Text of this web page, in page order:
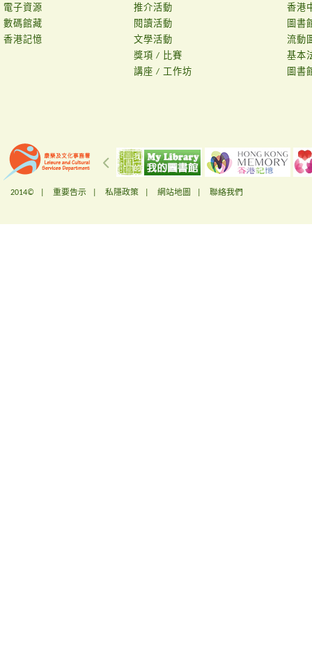
電子資源
數碼館藏
香港記憶
推介活動
閱讀活動
文學活動
獎項 / 比賽
講座 / 工作坊
香港
圖書
流動
基本
圖書
2014© | 重要告示 私隱政策 網站地圖 聯絡我們